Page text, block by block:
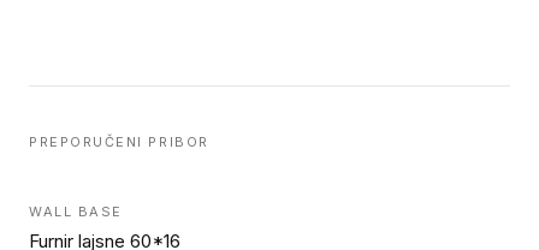
PREPORUČENI PRIBOR
WALL BASE
Furnir lajsne 60*16